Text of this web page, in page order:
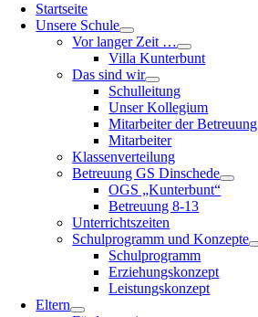
Startseite
Unsere Schule
Vor langer Zeit …
Villa Kunterbunt
Das sind wir
Schulleitung
Unser Kollegium
Mitarbeiter der Betreuung
Mitarbeiter
Klassenverteilung
Betreuung GS Dinschede
OGS „Kunterbunt“
Betreuung 8-13
Unterrichtszeiten
Schulprogramm und Konzepte
Schulprogramm
Erziehungskonzept
Leistungskonzept
Eltern